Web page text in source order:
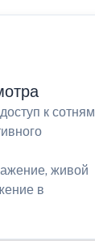
к сотням
живой
в